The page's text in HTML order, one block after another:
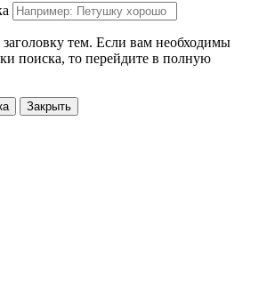
тем. Если вам необходимы
поиска, то перейдите в полную
Закрыть